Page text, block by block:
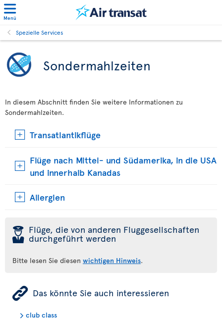
Menü
Spezielle Services
Sondermahlzeiten
In diesem Abschnitt finden Sie weitere Informationen zu
Sondermahlzeiten.
Transatlantikflüge
Flüge nach Mittel- und Südamerika, in die USA
und innerhalb Kanadas
Allergien
þ Flüge, die von anderen Fluggesellschaften
durchgeführt werden
Bitte lesen Sie diesen wichtigen Hinweis.
ÿ Das könnte Sie auch interessieren
club class